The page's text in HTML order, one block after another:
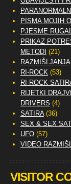
PISMA MOJIH
PJESME
PRIKAZ
METODI (21)
RAZMIŠLJANJA
RI-ROCK(53)
RI-ROCK
RIJETKI
DRIVERS (4)
SATIRA(36)
SEX & SEX
UFO(57)
VIDEO
VISITOR